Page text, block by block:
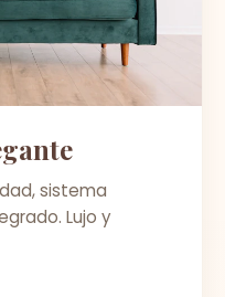
sistema
Lujo y